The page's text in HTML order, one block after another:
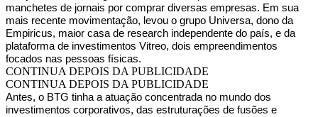
manchetes de jornais por comprar diversas empresas. Em sua
mais recente movimentação, levou o grupo Universa, dono da
Empiricus, maior casa de research independente do país, e da
plataforma de investimentos Vitreo, dois empreendimentos
focados nas pessoas físicas.
CONTINUA DEPOIS DA PUBLICIDADE
CONTINUA DEPOIS DA PUBLICIDADE
Antes, o BTG tinha a atuação concentrada no mundo dos
investimentos corporativos, das estruturações de fusões e